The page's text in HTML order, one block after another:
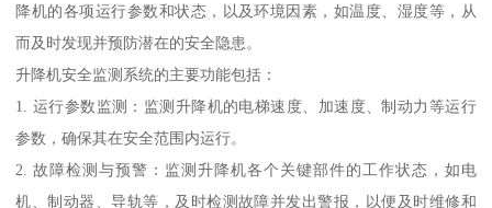
降机的各项运行参数和状态，以及环境因素，如温度、湿度等，从
而及时发现并预防潜在的安全隐患。
升降机安全监测系统的主要功能包括：
1. 运行参数监测：监测升降机的电梯速度、加速度、制动力等运行
参数，确保其在安全范围内运行。
2. 故障检测与预警：监测升降机各个关键部件的工作状态，如电
机、制动器、导轨等，及时检测故障并发出警报，以便及时维修和